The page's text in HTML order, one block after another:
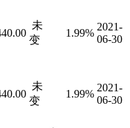
未
变
1.99%
2021-
06-30
未
变
1.99%
2021-
06-30